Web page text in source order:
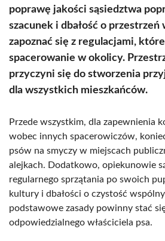
poprawę jakości sąsiedztwa
szacunek i dbałość o przestrzeń
zapoznać się z regulacjami,
spacerowanie w okolicy.
przyczyni się do stworzenia
dla wszystkich mieszkańców.
Przede wszystkim, dla zapewnienia
wobec innych spacerowiczów,
psów na smyczy w miejscach
alejkach. Dodatkowo, opiekunowie
regularnego sprzątania po swoich
kultury i dbałości o czystość
podstawowe zasady powinny stać
odpowiedzialnego właściciela psa.